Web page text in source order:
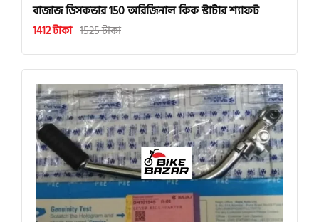
বাজাজ ডিসকভার 150 অরিজিনাল কিক স্টার্টার শ্যাফট
1412 টাকা 1525 টাকা